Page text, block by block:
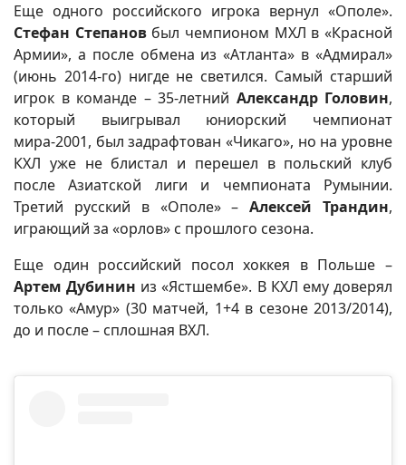
Еще одного российского игрока вернул «Ополе».
Стефан Степановбыл чемпионом МХЛ в «Красной
Армии», а после обмена из «Атланта» в «Адмирал»
(июнь 2014-го) нигде не светился. Самый старший
игрок в команде – 35-летний Александр Головин,
который выигрывал юниорский чемпионат
мира-2001, был задрафтован «Чикаго», но на уровне
КХЛ уже не блистал и перешел в польский клуб
после Азиатской лиги и чемпионата Румынии.
Третий русский в «Ополе» –Алексей Трандин,
играющий за «орлов» с прошлого сезона.
Еще один российский посол хоккея в Польше –
Артем Дубинин из «Ястшембе». В КХЛ ему доверял
только «Амур» (30 матчей, 1+4 в сезоне 2013/2014),
до и после – сплошная ВХЛ.